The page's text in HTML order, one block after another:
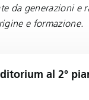
da generazioni e
e formazione.
al 2°